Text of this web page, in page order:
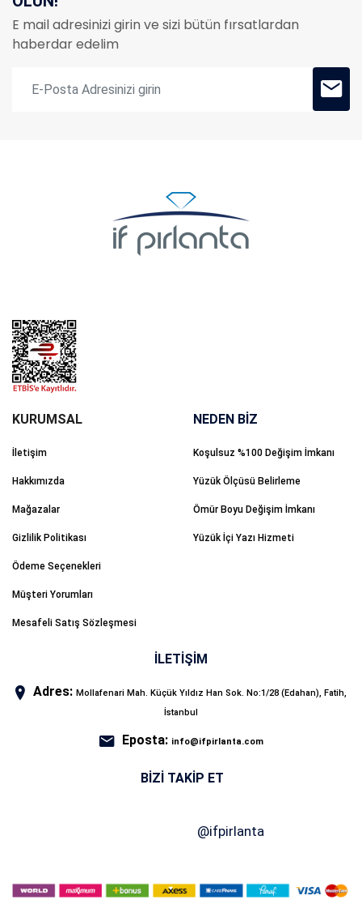
E mail adresinizi girin ve sizi bütün fırsatlardan
haberdar edelim
İletişim
Hakkımızda
Mağazalar
Gizlilik Politikası
Ödeme Seçenekleri
Müşteri Yorumları
Mesafeli Satış Sözleşmesi
NEDEN BİZ
Koşulsuz %100 Değişim İmkanı
Yüzük Ölçüsü Belirleme
Ömür Boyu Değişim İmkanı
Yüzük İçi Yazı Hizmeti
İLETİŞİM
Adres: Mollafenari Mah. Küçük Yıldız Han Sok. No:1/28 (Edahan), Fatih,
İstanbul
Eposta: info@ifpirlanta.com
BIZI TAKIP ET